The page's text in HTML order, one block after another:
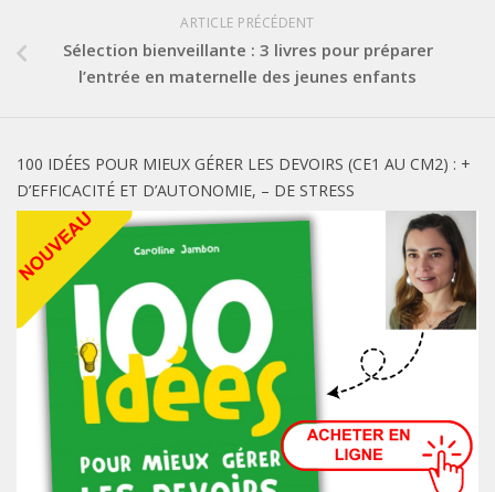
ARTICLE PRÉCÉDENT
Sélection bienveillante : 3 livres pour préparer
l’entrée en maternelle des jeunes enfants
100 IDÉES POUR MIEUX GÉRER LES DEVOIRS (CE1 AU CM2) : +
D’EFFICACITÉ ET D’AUTONOMIE, – DE STRESS